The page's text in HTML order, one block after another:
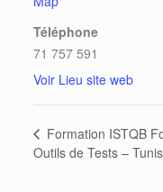
Téléphone
71 757 591
Voir Lieu site web
Formation ISTQB
Outils de Tests –